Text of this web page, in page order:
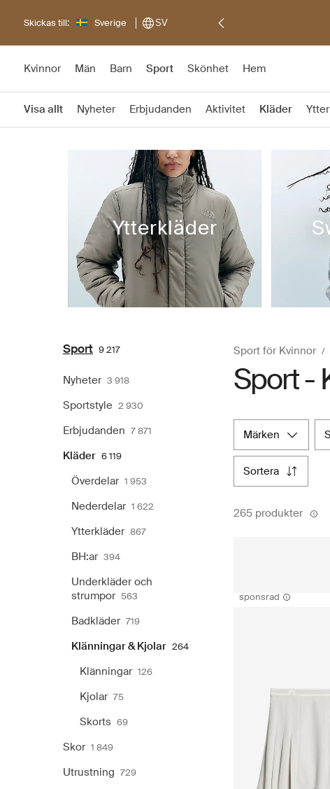
Skickas till: Sverige SV
Kvinnor Män Barn Sport Skönhet Hem
Visa allt Nyheter Erbjudanden Aktivitet Kläder
Ytterkläder
Sport 9 217
Nyheter 3 918
Sportstyle 2 930
Erbjudanden 7 871
Kläder 6 119
Överdelar 1 953
Nederdelar 1 622
Ytterkläder 867
BH:ar 394
Underkläder och
strumpor 563
Badkläder 719
Klänningar & Kjolar 264
Klänningar 126
Kjolar 75
Skorts 69
Skor 1 849
Utrustning 729
Sport för Kvinnor
Sport -
märken
sortera
265 produkter
sponsrad